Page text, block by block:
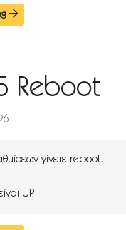
Reboot
γίνετε reboot.
UP